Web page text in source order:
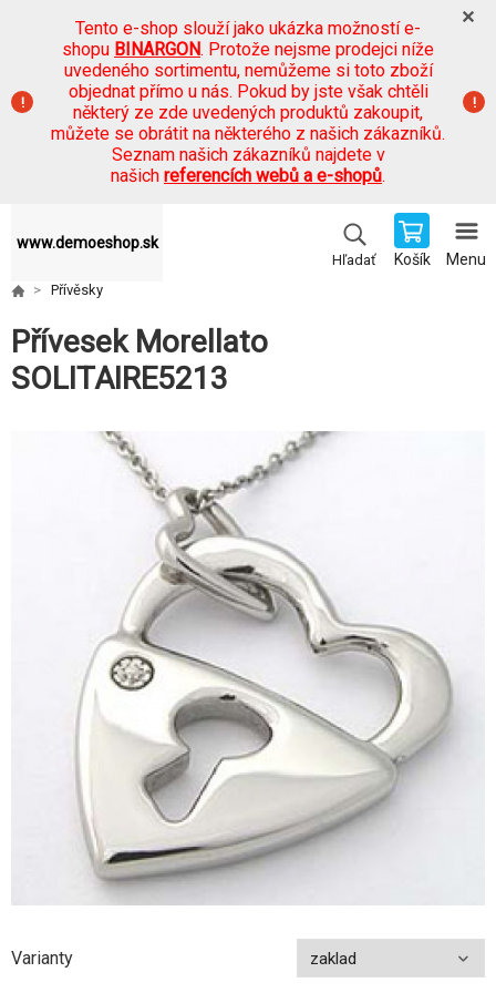
Tento e-shop slouží jako ukázka možností e-
shopu BINARGON. Protože nejsme prodejci níže
uvedeného sortimentu, nemůžeme si toto zboží
objednat přímo u nás. Pokud by jste však chtěli
některý ze zde uvedených produktů zakoupit,
můžete se obrátit na některého z našich zákazníků.
Seznam našich zákazníků najdete v
našich referencích webů a e-shopů.
www.demoeshop.sk
Hľadať Košík Menu
Přívěsky
Přívesek Morellato
SOLITAIRE5213
Varianty